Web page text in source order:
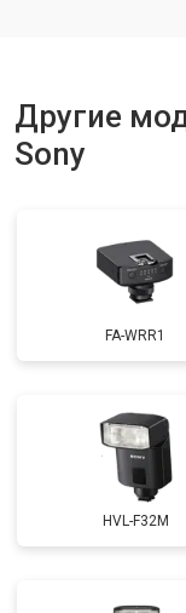
Другие
Sony
FA-WRR1
HVL-F32M